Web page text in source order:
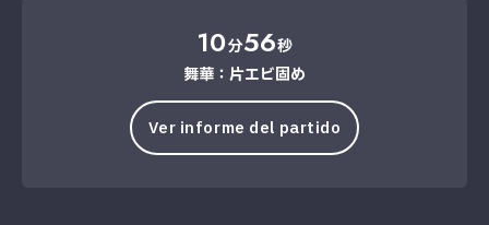
10分56秒
舞華：片エビ固め
Ver informe del partido